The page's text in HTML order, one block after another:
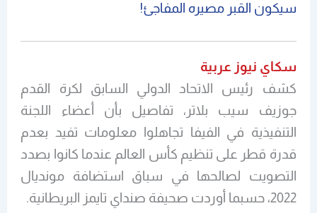
سيكون القبر مصيره المفاجئ!
سكاي نيوز عربية
كشف رئيس الاتحاد الدولي السابق لكرة القدم
جوزيف سيب بلاتر، تفاصيل بأن أعضاء اللجنة
التنفيذية في الفيفا تجاهلوا معلومات تفيد بعدم
قدرة قطر على تنظيم كأس العالم عندما كانوا بصدد
التصويت لصالحها في سباق استضافة مونديال
2022، حسبما أوردت صحيفة صنداي تايمز البريطانية.